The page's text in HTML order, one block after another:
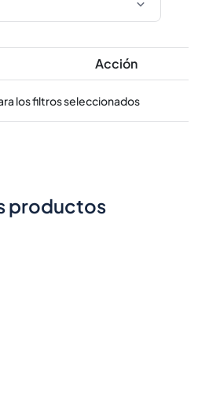
Acción
los filtros seleccionados
productos